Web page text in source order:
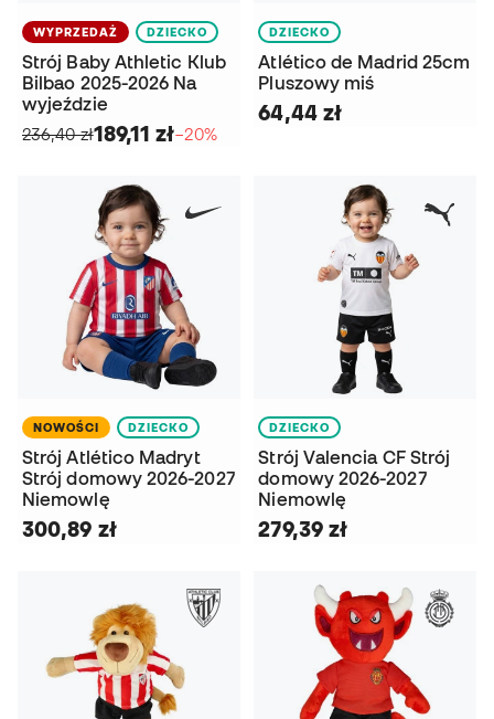
WYPRZEDAŻ DZIECKO
Strój Baby Athletic Klub
Bilbao 2025-2026 Na
wyjeździe
236,40 zł189,11 zł−20%
DZIECKO
Atlético de Madrid 25cm
Pluszowy miś
64,44 zł
NOWOŚCI DZIECKO
Strój Atlético Madryt
Strój domowy 2026-2027
Niemowlę
300,89 zł
DZIECKO
Strój Valencia CF Strój
domowy 2026-2027
Niemowlę
279,39 zł